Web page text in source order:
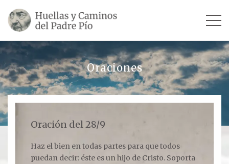
SU VIDA
Escultores
Oraciones
Oración del 28/9
Haz el bien en todas partes para que todos
puedan decir: éste es un hijo de Cristo. Soporta